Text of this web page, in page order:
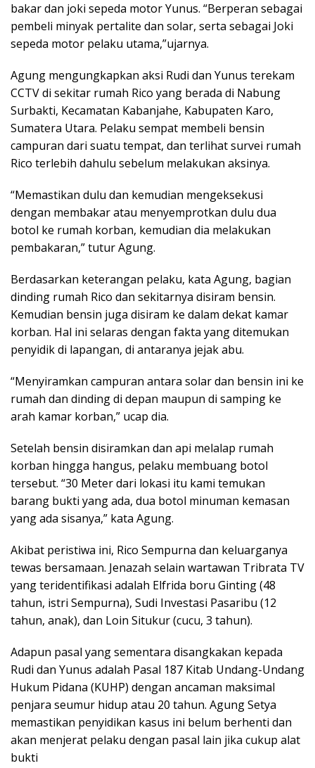
bakar dan joki sepeda motor Yunus. “Berperan sebagai
pembeli minyak pertalite dan solar, serta sebagai Joki
sepeda motor pelaku utama,”ujarnya.
Agung mengungkapkan aksi Rudi dan Yunus terekam
CCTV di sekitar rumah Rico yang berada di Nabung
Surbakti, Kecamatan Kabanjahe, Kabupaten Karo,
Sumatera Utara. Pelaku sempat membeli bensin
campuran dari suatu tempat, dan terlihat survei rumah
Rico terlebih dahulu sebelum melakukan aksinya.
“Memastikan dulu dan kemudian mengeksekusi
dengan membakar atau menyemprotkan dulu dua
botol ke rumah korban, kemudian dia melakukan
pembakaran,” tutur Agung.
Berdasarkan keterangan pelaku, kata Agung, bagian
dinding rumah Rico dan sekitarnya disiram bensin.
Kemudian bensin juga disiram ke dalam dekat kamar
korban. Hal ini selaras dengan fakta yang ditemukan
penyidik di lapangan, di antaranya jejak abu.
“Menyiramkan campuran antara solar dan bensin ini ke
rumah dan dinding di depan maupun di samping ke
arah kamar korban,” ucap dia.
Setelah bensin disiramkan dan api melalap rumah
korban hingga hangus, pelaku membuang botol
tersebut. “30 Meter dari lokasi itu kami temukan
barang bukti yang ada, dua botol minuman kemasan
yang ada sisanya,” kata Agung.
Akibat peristiwa ini, Rico Sempurna dan keluarganya
tewas bersamaan. Jenazah selain wartawan Tribrata TV
yang teridentifikasi adalah Elfrida boru Ginting (48
tahun, istri Sempurna), Sudi Investasi Pasaribu (12
tahun, anak), dan Loin Situkur (cucu, 3 tahun).
Adapun pasal yang sementara disangkakan kepada
Rudi dan Yunus adalah Pasal 187 Kitab Undang-Undang
Hukum Pidana (KUHP) dengan ancaman maksimal
penjara seumur hidup atau 20 tahun. Agung Setya
memastikan penyidikan kasus ini belum berhenti dan
akan menjerat pelaku dengan pasal lain jika cukup alat
bukti